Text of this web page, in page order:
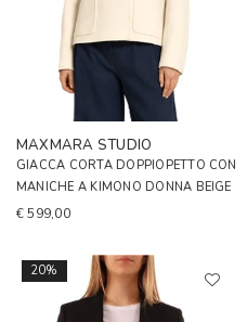
MAXMARA STUDIO
GIACCA CORTA DOPPIOPETTO CON
MANICHE A KIMONO DONNA BEIGE
€ 599,00
20%